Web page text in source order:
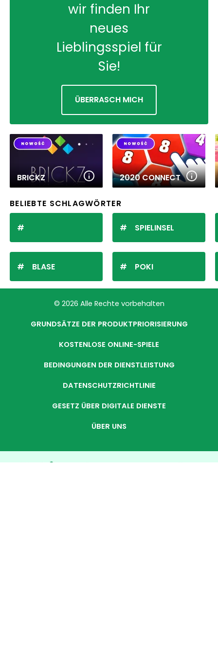
wir finden Ihr
neues
Lieblingsspiel für
Sie!
ÜBERRASCH MICH
BRICKZ 2020 CONNECT
BELIEBTE SCHLAGWÖRTER
BLASE
SPIELINSEL
POKI
© 2026 Alle Rechte vorbehalten
GRUNDSÄTZE DER PRODUKTPRIORISIERUNG
KOSTENLOSE ONLINE-SPIELE
BEDINGUNGEN DER DIENSTLEISTUNG
DATENSCHUTZRICHTLINIE
GESETZ ÜBER DIGITALE DIENSTE
ÜBER UNS